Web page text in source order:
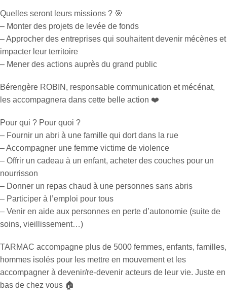
Quelles seront leurs missions ? 🎯
– Monter des projets de levée de fonds
– Approcher des entreprises qui souhaitent devenir mécènes et
impacter leur territoire
– Mener des actions auprès du grand public
Bérengère ROBIN, responsable communication et mécénat,
les accompagnera dans cette belle action ❤️
Pour qui ? Pour quoi ?
– Fournir un abri à une famille qui dort dans la rue
– Accompagner une femme victime de violence
– Offrir un cadeau à un enfant, acheter des couches pour un
nourrisson
– Donner un repas chaud à une personnes sans abris
– Participer à l’emploi pour tous
– Venir en aide aux personnes en perte d’autonomie (suite de
soins, vieillissement…)
TARMAC accompagne plus de 5000 femmes, enfants, familles,
hommes isolés pour les mettre en mouvement et les
accompagner à devenir/re-devenir acteurs de leur vie. Juste en
bas de chez vous 🏠